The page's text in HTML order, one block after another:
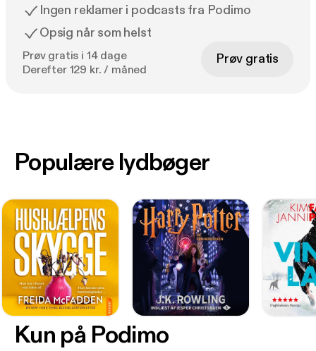
Ingen reklamer i podcasts fra Podimo
Opsig når som helst
Prøv gratis i 14 dage
Derefter 129 kr. / måned
Prøv gratis
Kun på Podimo
Populære lydbøger